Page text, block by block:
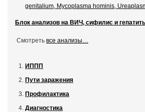
genitalium, Mycoplasma hominis,
Блок анализов на ВИЧ, сифилис и
Смотреть все анализы…
ИППП
Пути заражения
Профилактика
Диагностика